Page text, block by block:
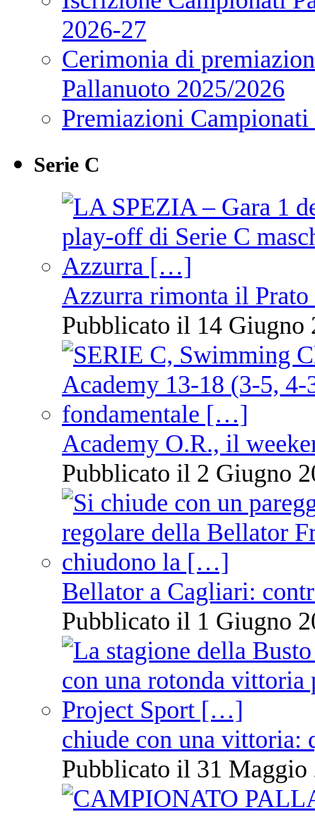
2026-27
Cerimonia di
Pallanuoto 2025/2026
Premiazioni
Serie C
Azzurra rimonta il Prato
Pubblicato il 14 Giugno
Academy O.R., il
Pubblicato il 2 Giugno
Bellator a Cagliari:
Pubblicato il 1 Giugno
chiude con una vittoria:
Pubblicato il 31 Maggio